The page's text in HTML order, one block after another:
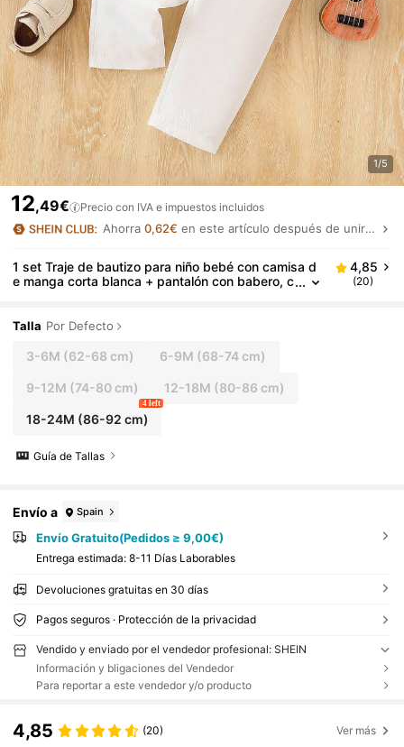
1/5
12,49€ Precio con IVA e impuestos incluidos
Ahorra 0,62€ en este artículo después de unirte.
1 set Traje de bautizo para niño bebé con camisa d
e manga corta blanca + pantalón con babero, c
4,85
(20)
Talla Por Defecto
3-6M (62-68 cm) 6-9M (68-74 cm)
9-12M (74-80 cm) 12-18M (80-86 cm)
18-24M (86-92 cm)
4 left
Guía de Tallas
Envío a Spain
Envío Gratuito(Pedidos ≥ 9,00€)
Entrega estimada: 8-11 Días Laborables
Devoluciones gratuitas en 30 días
Pagos seguros · Protección de la privacidad
Vendido y enviado por el vendedor profesional: SHEIN
Información y bligaciones del Vendedor
Para reportar a este vendedor y/o producto
4,85 (20) Ver más